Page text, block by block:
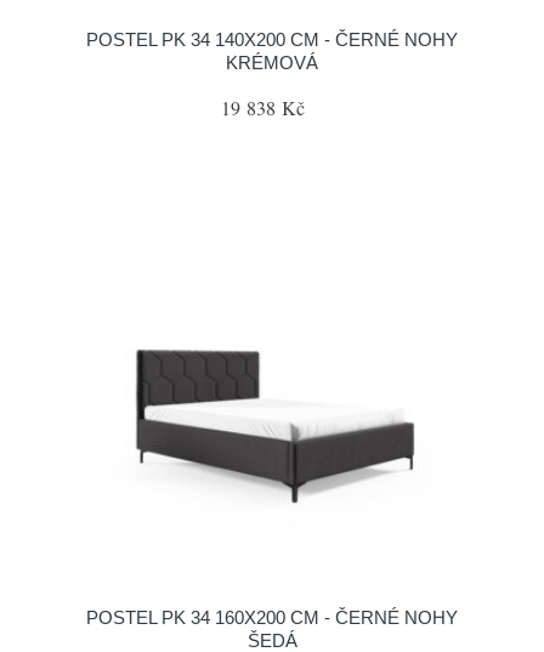
POSTEL PK 34 140X200 CM - ČERNÉ NOHY
KRÉMOVÁ
19 838 Kč
POSTEL PK 34 160X200 CM - ČERNÉ NOHY
ŠEDÁ